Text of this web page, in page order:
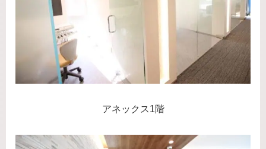
アネックス1階